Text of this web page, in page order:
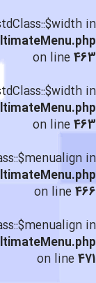
in
on line463
in
on line463
in
on line466
in
on line471